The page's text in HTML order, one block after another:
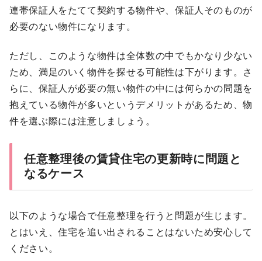
連帯保証人をたてて契約する物件や、保証人そのものが
必要のない物件になります。
ただし、このような物件は全体数の中でもかなり少ない
ため、満足のいく物件を探せる可能性は下がります。さ
らに、保証人が必要の無い物件の中には何らかの問題を
抱えている物件が多いというデメリットがあるため、物
件を選ぶ際には注意しましょう。
任意整理後の賃貸住宅の更新時に問題と
なるケース
以下のような場合で任意整理を行うと問題が生じます。
とはいえ、住宅を追い出されることはないため安心して
ください。